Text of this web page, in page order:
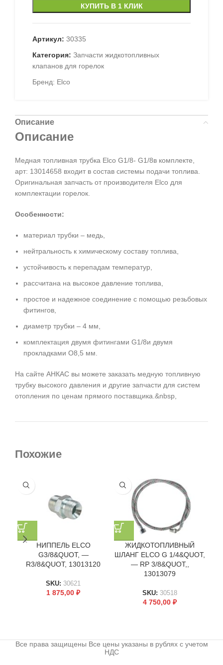
КУПИТЬ В 1 КЛИК
Артикул: 30335
Категория: Запчасти жидкотопливных
клапанов для горелок
Бренд: Elco
Описание
Описание
Медная топливная трубка Elco G1/8- G1/8в комплекте,
арт: 13014658 входит в состав системы подачи топлива.
Оригинальная запчасть от производителя Elco для
комплектации горелок.
Особенности:
материал трубки – медь,
нейтральность к химическому составу топлива,
устойчивость к перепадам температур,
рассчитана на высокое давление топлива,
простое и надежное соединение с помощью резьбовых
фитингов,
диаметр трубки – 4 мм,
комплектация двумя фитингами G1/8и двумя
прокладками O8,5 мм.
На сайте АНКАС вы можете заказать медную топливную
трубку высокого давления и другие запчасти для систем
отопления по ценам прямого поставщика.&nbsp,
Похожие
НИППЕЛЬ ELCO
G3/8&QUOT, —
R3/8&QUOT, 13013120
SKU: 30621
1 875,00 ₽
ЖИДКОТОПЛИВНЫЙ
ШЛАНГ ELCO G 1/4&QUOT,
— RP 3/8&QUOT,,
13013079
SKU: 30518
4 750,00 ₽
Все права защищены Все цены указаны в рублях с учетом
НДС